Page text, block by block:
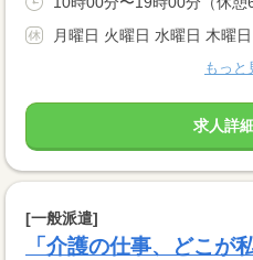
月曜日 火曜日 水曜日 木曜
もっと
求人詳
[一般派遣]
「介護の仕事、どこが